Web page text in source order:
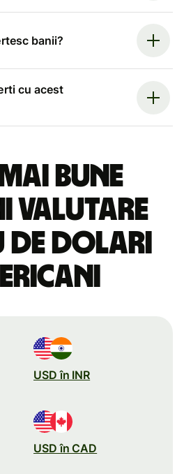
banii?
cu acest
bune
valutare
de dolari
USD în INR
USD în CAD